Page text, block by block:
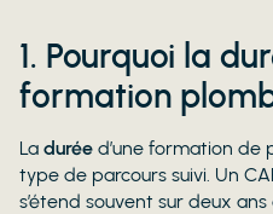
1. Pourquoi la
formation
La durée d’une formation de
type de parcours suivi. Un
s’étend souvent sur deux